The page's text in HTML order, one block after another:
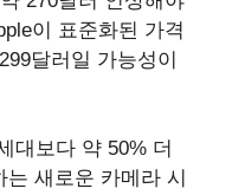
이 표준화된 가격
달러일 가능성이
대보다 약 50% 더
새로운 카메라 시